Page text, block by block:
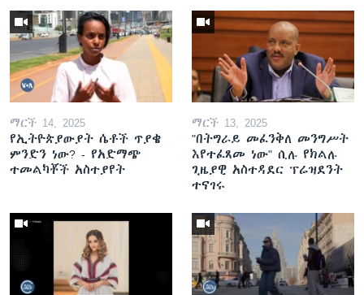
ማርች 14, 2025
የኢትዮጵያውያት ሴቶች ጥያቄ
ምንድን ነው? - የአድማጭ
ተመልካቾች አስተያየት
ማርች 13, 2025
"በትግራይ መፈንቅለ መንግሥት
እየተፈጸመ ነው" ሲሉ የክልሉ
ጊዜያዊ አስተዳደር ፕሬዝደንት
ተናገሩ